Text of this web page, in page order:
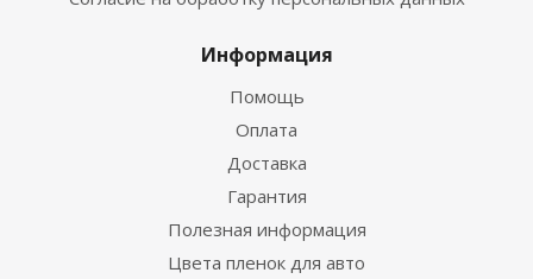
Информация
Помощь
Оплата
Доставка
Гарантия
Полезная информация
Цвета пленок для авто